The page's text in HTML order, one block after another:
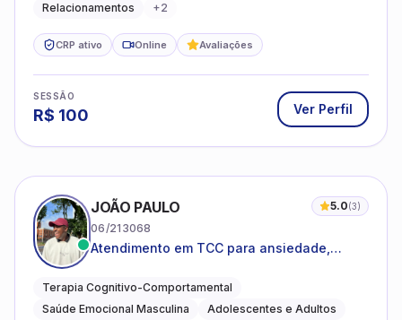
Relacionamentos
+2
CRP ativo Online Avaliações
SESSÃO
R$ 100 Ver Perfil
JOÃO PAULO 5.0(3)
06/213068
Atendimento em TCC para ansiedade,
emocional
Terapia Cognitivo-Comportamental
Saúde Emocional Masculina
Adolescentes e Adultos